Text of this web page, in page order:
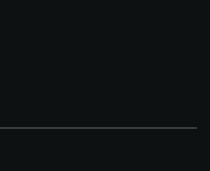
Tecnici